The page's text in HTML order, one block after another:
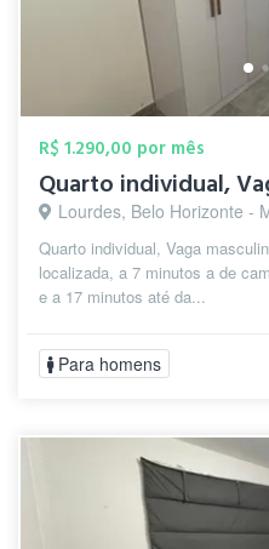
R$ 1.290,00 por mês
Quarto individual,
Lourdes, Belo Horizonte -
Quarto individual, Vaga
localizada, a 7 minutos a de
e a 17 minutos até da...
Para homens